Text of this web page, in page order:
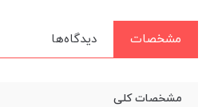
مشخصات دیدگاه‌ها
مشخصات کلی